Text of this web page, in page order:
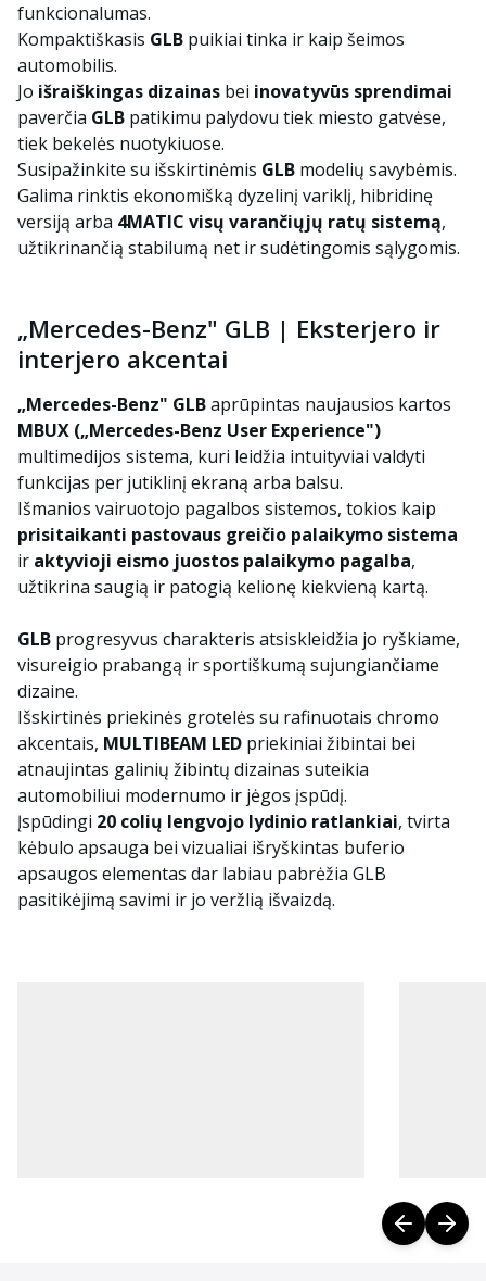
funkcionalumas.
Kompaktiškasis GLB puikiai tinka ir kaip šeimos
automobilis.
Jo išraiškingas dizainas bei inovatyvūs sprendimai
paverčia GLB patikimu palydovu tiek miesto gatvėse,
tiek bekelės nuotykiuose.
Susipažinkite su išskirtinėmis GLB modelių savybėmis.
Galima rinktis ekonomišką dyzelinį variklį, hibridinę
versiją arba 4MATIC visų varančiųjų ratų sistemą,
užtikrinančią stabilumą net ir sudėtingomis sąlygomis.
„Mercedes-Benz" GLB | Eksterjero ir
interjero akcentai
„Mercedes-Benz" GLBaprūpintas naujausios kartos
MBUX („Mercedes-Benz User Experience")
multimedijos sistema, kuri leidžia intuityviai valdyti
funkcijas per jutiklinį ekraną arba balsu.
Išmanios vairuotojo pagalbos sistemos, tokios kaip
prisitaikanti pastovaus greičio palaikymo sistema
ir aktyvioji eismo juostos palaikymo pagalba,
užtikrina saugią ir patogią kelionę kiekvieną kartą.
GLB progresyvus charakteris atsiskleidžia jo ryškiame,
visureigio prabangą ir sportiškumą sujungiančiame
dizaine.
Išskirtinės priekinės grotelės su rafinuotais chromo
akcentais, MULTIBEAM LED priekiniai žibintai bei
atnaujintas galinių žibintų dizainas suteikia
automobiliui modernumo ir jėgos įspūdį.
Įspūdingi 20 colių lengvojo lydinio ratlankiai, tvirta
kėbulo apsauga bei vizualiai išryškintas buferio
apsaugos elementas dar labiau pabrėžia GLB
pasitikėjimą savimi ir jo veržlią išvaizdą.